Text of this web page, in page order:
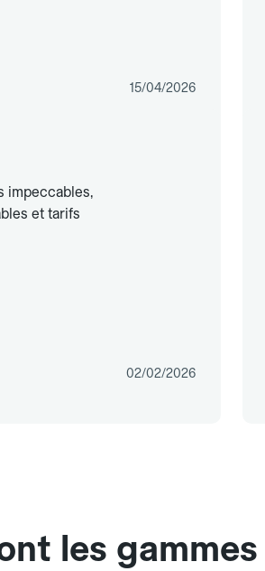
15/04/2026
impeccables,
et tarifs
02/02/2026
les